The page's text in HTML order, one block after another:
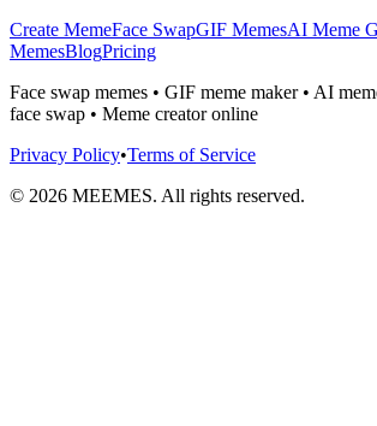
Create MemeFace SwapGIF MemesAI Meme
MemesBlogPricing
Face swap memes • GIF meme maker • AI
face swap • Meme creator online
Privacy Policy•Terms of Service
© 2026 MEEMES. All rights reserved.